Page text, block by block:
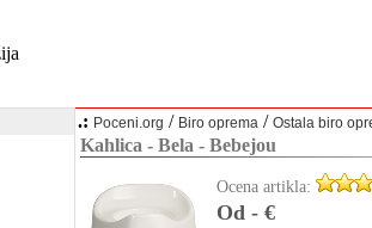
.: Poceni.org / Biro oprema / Ostala biro
Kahlica - Bela - Bebejou
Ocena artikla:
Od - €